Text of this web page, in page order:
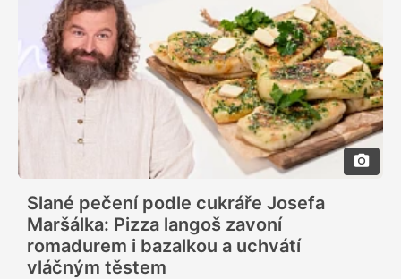
Slané pečení podle cukráře Josefa
Maršálka: Pizza langoš zavoní
romadurem i bazalkou a uchvátí
vláčným těstem